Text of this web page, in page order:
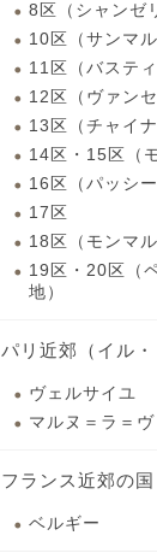
8区（シャンゼ
10区（サンマ
11区（バステ
12区（ヴァン
13区（チャイナ
14区・15区（
16区（パッシー
17区
18区（モンマル
19区・20区（
地）
パリ近郊（イル・
ヴェルサイユ
マルヌ＝ラ＝ヴ
フランス近郊の国
ベルギー